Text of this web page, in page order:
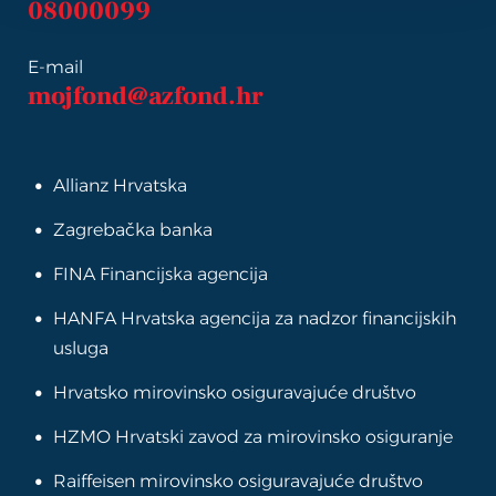
08000099
E-mail
mojfond@azfond.hr
Allianz Hrvatska
Zagrebačka banka
FINA Financijska agencija
HANFA Hrvatska agencija za nadzor financijskih
usluga
Hrvatsko mirovinsko osiguravajuće društvo
HZMO Hrvatski zavod za mirovinsko osiguranje
Raiffeisen mirovinsko osiguravajuće društvo